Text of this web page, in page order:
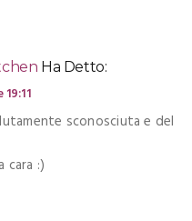
Ha Detto:
sconosciuta e del
cara :)